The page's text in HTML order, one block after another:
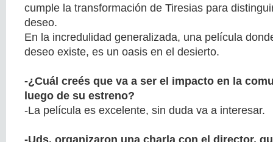
cumple la transformación de Tiresias para
deseo.
En la incredulidad generalizada, una película
deseo existe, es un oasis en el desierto.
-¿Cuál creés que va a ser el impacto en la
luego de su estreno?
-La película es excelente, sin duda va a interesar.
-Uds. organizaron una charla con el director,